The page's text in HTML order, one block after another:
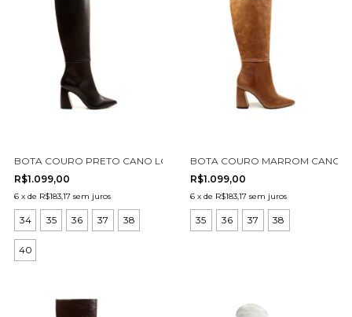
BOTA COURO PRETO CANO LONGO CECCONELLO 2626002-11
R$1.099,00
6 x de R$183,17 sem juros
34 35 36 37 38
40
BOTA COURO MARROM CANO
R$1.099,00
6 x de R$183,17 sem juros
35 36 37 38